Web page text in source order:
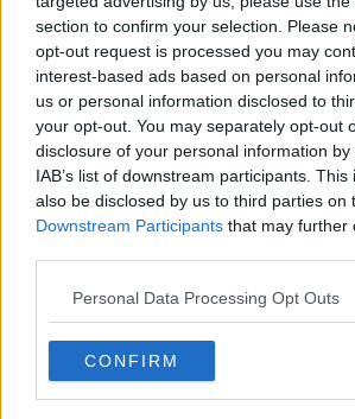
section to confirm your selection. Please
opt-out request is processed you may
interest-based ads based on personal
us or personal information disclosed to
your opt-out. You may separately opt-out
disclosure of your personal information
IAB’s list of downstream participants.
also be disclosed by us to third parties on
Downstream Participants that may further
Personal Data Processing Opt Outs
CONFIRM
Saranno presenti alcuni di loro, che
esperienza, come Giselle Lalande dal
Belgio, Vivianne Wolff dalla Francia, Pascal
Roberto Corradini dal Brasile, Carlos
tanti altri da altre regioni italiane.
A raccontare al pubblico il progetto del
personalità dal mondo dell'arte, della cultura
quali il professorMichele Loffredo, critico
di Soffena a Castelfranco di Sopra.
A fare gli onori di casa sarà
Indicatore, che da oltre 19 anni segue e
Chiesa dello Spirito Santo, la presentazione